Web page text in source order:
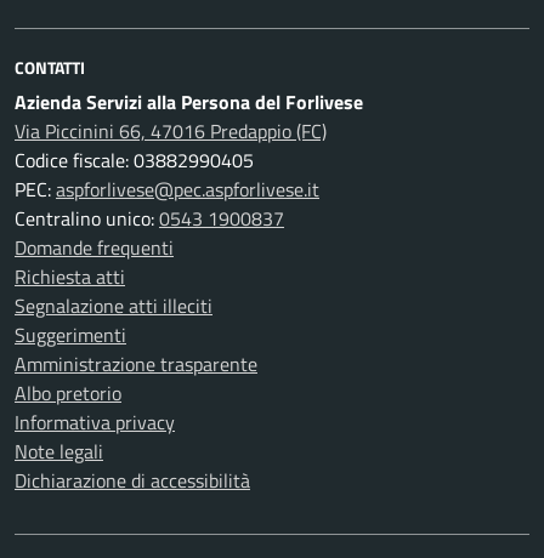
CONTATTI
Azienda Servizi alla Persona del Forlivese
Via Piccinini 66, 47016 Predappio (FC)
Codice fiscale: 03882990405
PEC:aspforlivese@pec.aspforlivese.it
Centralino unico:0543 1900837
Domande frequenti
Richiesta atti
Segnalazione atti illeciti
Suggerimenti
Amministrazione trasparente
Albo pretorio
Informativa privacy
Note legali
Dichiarazione di accessibilità